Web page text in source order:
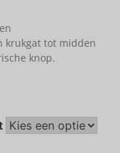
krukgat tot midden
knop.